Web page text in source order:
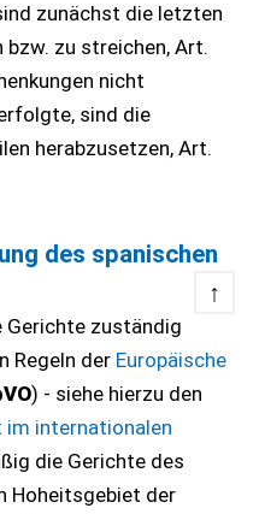
zunächst die letzten
bzw. zu streichen, Art.
nicht
sind die
herabzusetzen, Art.
des spanischen
↑
Gerichte zuständig
Regeln der Europäische
) - siehe hierzu den
internationalen
die Gerichte des
Hoheitsgebiet der